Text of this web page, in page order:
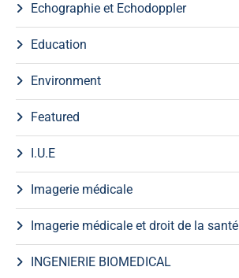
Echographie et Echodoppler
Education
Environment
Featured
I.U.E
Imagerie médicale
Imagerie médicale et droit de la santé
INGENIERIE BIOMEDICAL